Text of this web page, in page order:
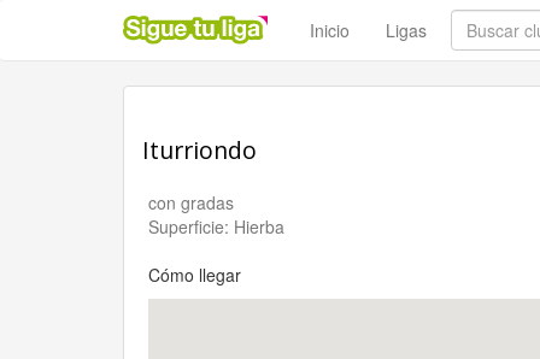
Inicio Ligas
Iturriondo
con gradas
Superficie: Hierba
Cómo llegar